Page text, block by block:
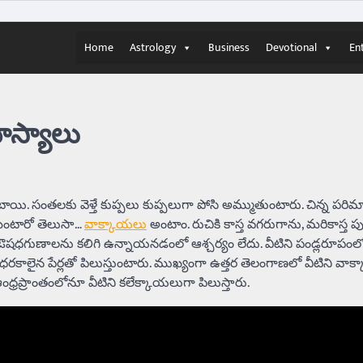
Home Astrology Business Devotional
సంతలకు వెళ్తే కుప్పలు కుప్పలుగా పోసి అమ్ముతుంటారు. చిన్న
తెలుసా…వాక్కాయలుఅంటాం. రుచికి కాస్త వగరుగాను, మరికాస్త
కలిగి ఉన్నాయనడంలో ఆశ్చర్యం లేదు. వీటిని
పేర్లతో పిలుస్తుంటారు. ముఖ్యంగా ఉత్తర తెలంగాణలో వీటిని
వీటిని కలేక్కాయలుగా పిలుస్తారు.